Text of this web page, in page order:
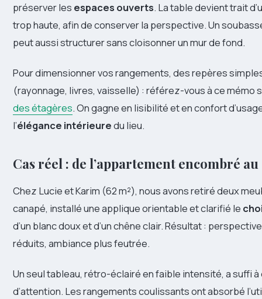
préserver les espaces ouverts. La table devient trait
trop haute, afin de conserver la perspective. Un
peut aussi structurer sans cloisonner un mur de fond.
Pour dimensionner vos rangements, des repères
(rayonnage, livres, vaisselle) : référez-vous à ce mémo
des étagères. On gagne en lisibilité et en confort
l’élégance intérieuredu lieu.
Cas réel : de l’appartement encombré
Chez Lucie et Karim (62 m²), nous avons retiré deux
canapé, installé une applique orientable et clarifié le
d’un blanc doux et d’un chêne clair. Résultat :
réduits, ambiance plus feutrée.
Un seul tableau, rétro-éclairé en faible intensité, a suffi
d’attention. Les rangements coulissants ont absorbé